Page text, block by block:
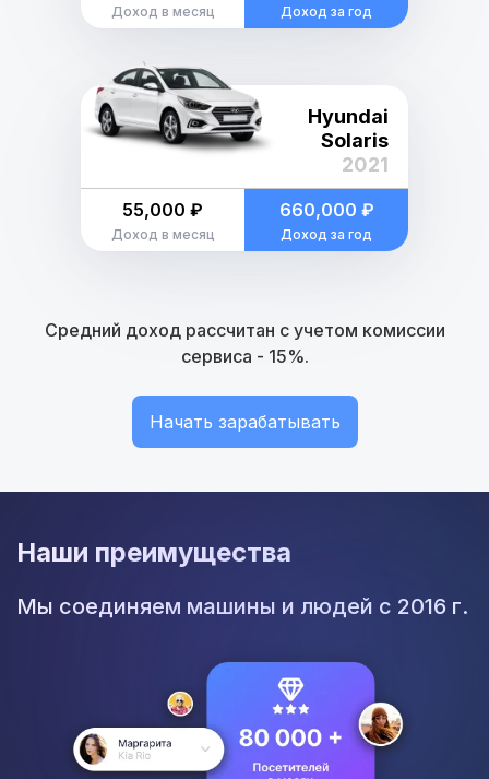
Доход в месяц Доход за год
Hyundai
Solaris
2021
55,000 ₽
Доход в месяц
660,000 ₽
Доход за год
Средний доход рассчитан с учетом комиссии
сервиса - 15%.
Начать зарабатывать
Наши преимущества
Мы соединяем машины и людей с 2016 г.